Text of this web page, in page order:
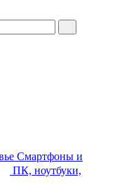
Смартфоны и
ПК, ноутбуки,